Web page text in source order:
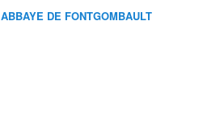
ABBAYE DE FONTGOMBAULT